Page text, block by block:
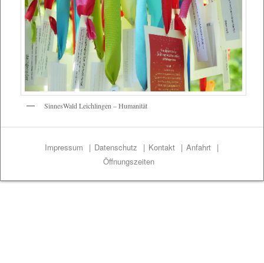
SinnesWald Leichlingen – Humanität
Impressum Datenschutz Kontakt
Anfahrt
Öffnungszeiten